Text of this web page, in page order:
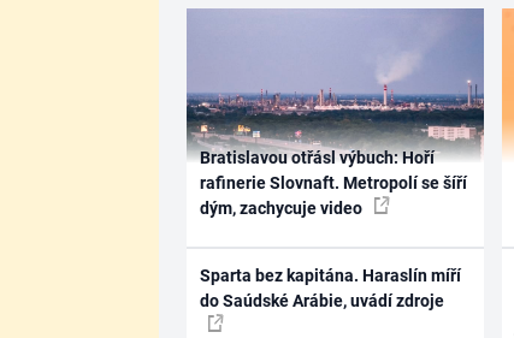
Bratislavou otřásl výbuch: Hoří
rafinerie Slovnaft. Metropolí se šíří
dým, zachycuje video
Sparta bez kapitána. Haraslín míří
do Saúdské Arábie, uvádí zdroje